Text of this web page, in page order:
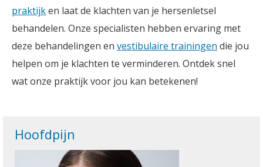
praktijken laat de klachten van je hersenletsel
behandelen. Onze specialisten hebben ervaring met
deze behandelingen en vestibulaire trainingen die jou
helpen om je klachten te verminderen. Ontdek snel
wat onze praktijk voor jou kan betekenen!
Hoofdpijn